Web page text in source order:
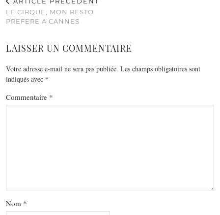
LE CIRQUE, MON RESTO
PREFERE A CANNES
LAISSER UN COMMENTAIRE
Votre adresse e-mail ne sera pas publiée. Les champs obligatoires sont
indiqués avec *
Commentaire *
Nom *